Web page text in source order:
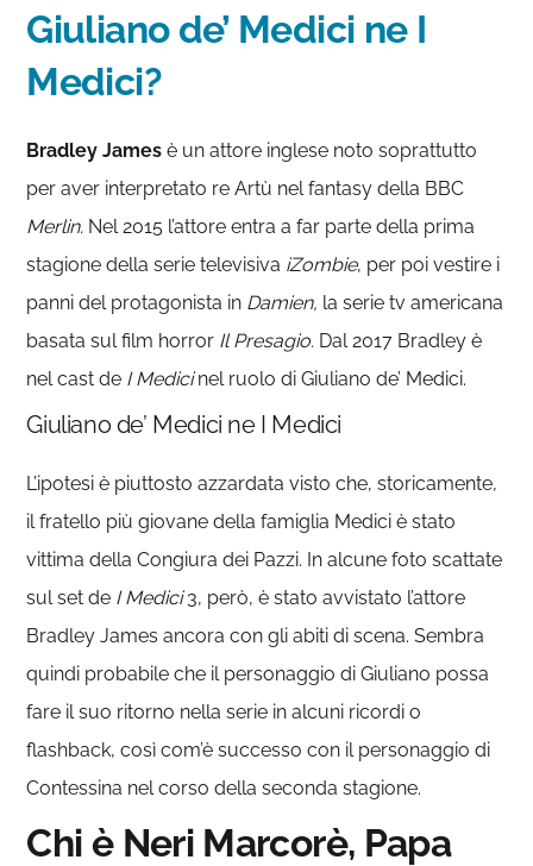
Giuliano de’ Medici ne I
Medici?
Bradley Jamesè un attore inglese noto soprattutto
per aver interpretato re Artù nel fantasy della BBC
Merlin. Nel 2015 l’attore entra a far parte della prima
stagione della serie televisiva iZombie, per poi vestire i
panni del protagonista in Damien, la serie tv americana
basata sul film horror Il Presagio. Dal 2017 Bradley è
nel cast de I Medicinel ruolo di Giuliano de’ Medici.
Giuliano de’ Medici ne I Medici
L’ipotesi è piuttosto azzardata visto che, storicamente,
il fratello più giovane della famiglia Medici è stato
vittima della Congiura dei Pazzi. In alcune foto scattate
sul set de I Medici3, però, è stato avvistato l’attore
Bradley James ancora con gli abiti di scena. Sembra
quindi probabile che il personaggio di Giuliano possa
fare il suo ritorno nella serie in alcuni ricordi o
flashback, così com’è successo con il personaggio di
Contessina nel corso della seconda stagione.
Chi è Neri Marcorè, Papa